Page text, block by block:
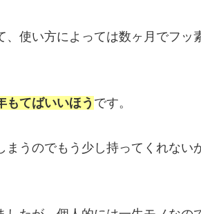
、使い方によっては数ヶ月でフッ
もてばいいほう です。
うのでもう少し持ってくれない